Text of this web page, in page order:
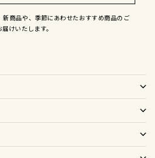
商品や、季節にあわせたおすすめ商品のご
けいたします。